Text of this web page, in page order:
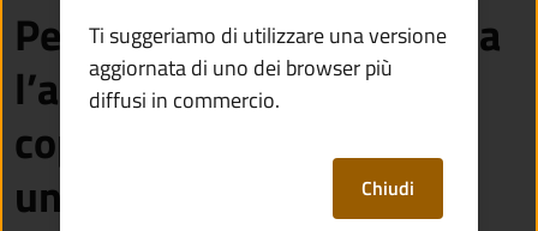
Per quanto tempo è valida
l’autenticazione di una
copia, di una firma o di
una fotografia?
Ti suggeriamo di utilizzare una versione
aggiornata di uno dei browser più
diffusi in commercio.
Chiudi